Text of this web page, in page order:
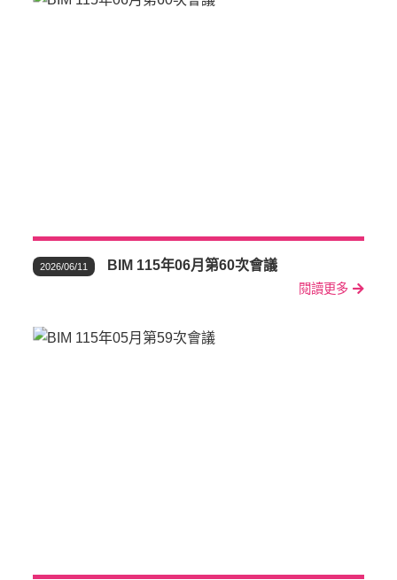
2026/06/11 BIM 115年06月第60次會議
閱讀更多